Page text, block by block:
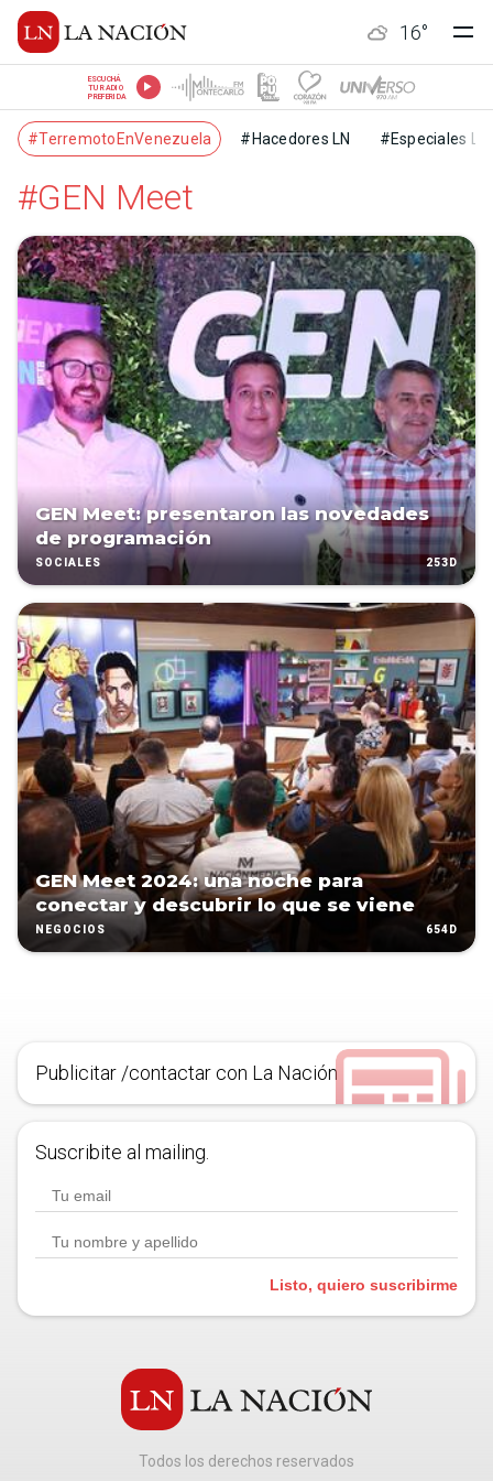
16°
ESCUCHÁ
TU RADIO
PREFERIDA
#TerremotoEnVenezuela #Hacedores LN #Especiales LN
#GEN Meet
GEN Meet: presentaron las novedades
de programación
SOCIALES 253D
GEN Meet 2024: una noche para
conectar y descubrir lo que se viene
NEGOCIOS 654D
Publicitar /contactar con La Nación
Suscribite al mailing.
Listo, quiero suscribirme
Todos los derechos reservados